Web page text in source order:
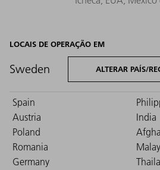
LOCAIS DE OPERAÇÃO EM
Sweden ALTERAR PAÍS/
Spain
Austria
Poland
Romania
Germany
India